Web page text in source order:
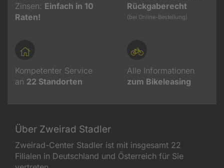
Zinsen: Einfach in 10
Raten!
Rückgaberecht
(bei Online-Bestellung)
Kompetenter Service
an 22 Standorten
Alle Informationen
zum Bikeleasing
Über Zweirad Stadler
Zweirad-Center Stadler ist mit insgesamt 22
Filialen in Deutschland und Österreich für Sie